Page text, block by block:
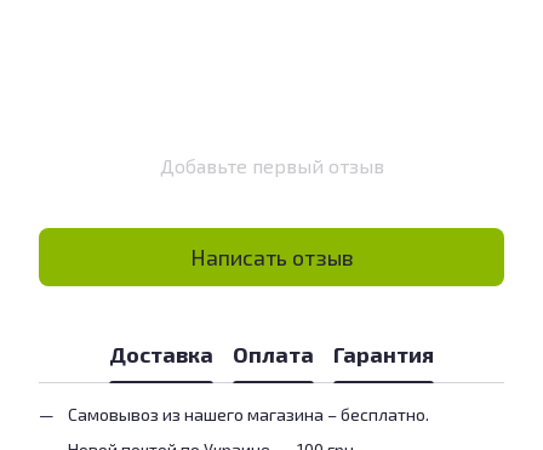
Добавьте первый отзыв
Написать отзыв
Доставка Оплата Гарантия
Самовывоз из нашего магазина – бесплатно.